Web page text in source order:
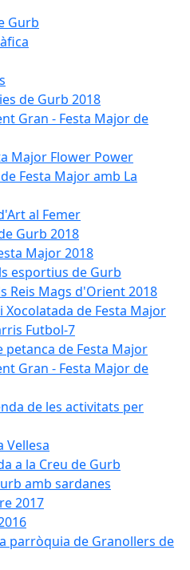
Gurb
de Gurb 2018
Gran - Festa Major de
Major Flower Power
Festa Major amb La
al Femer
Gurb 2018
Major 2018
esportius de Gurb
Reis Mags d'Orient 2018
Xocolatada de Festa Major
Futbol-7
petanca de Festa Major
Gran - Festa Major de
de les activitats per
Vellesa
a la Creu de Gurb
amb sardanes
2017
parròquia de Granollers de